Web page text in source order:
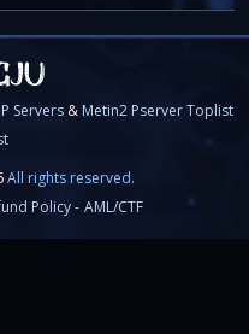
All rights reserved.
Policy - AML/CTF
Servers & Metin2 Pserver Toplist